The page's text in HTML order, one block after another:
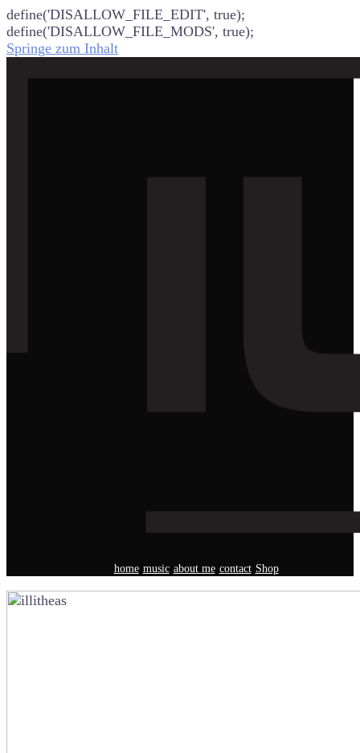
define('DISALLOW_FILE_EDIT', true);
define('DISALLOW_FILE_MODS', true);
Springe zum Inhalt
home music about me contact Shop